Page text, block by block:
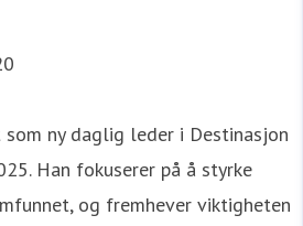
ny daglig leder i Destinasjon
Han fokuserer på å styrke
og fremhever viktigheten